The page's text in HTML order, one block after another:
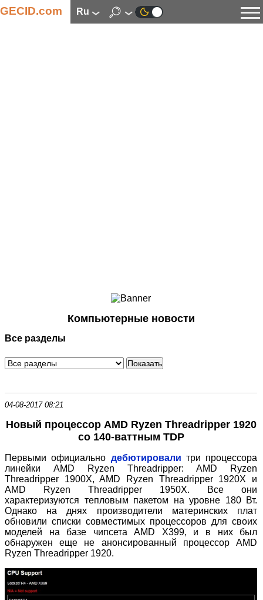
GECID.com ru
Смартфоны
Периферия
Программное обеспечение
Компьютерные новости
Все разделы
04-08-2017 08:21
Новый процессор AMD Ryzen Threadripper 1920
со 140-ваттным TDP
Первыми официально дебютировали три процессора
линейки AMD Ryzen Threadripper: AMD Ryzen
Threadripper 1900X, AMD Ryzen Threadripper 1920X и
AMD Ryzen Threadripper 1950X. Все они
характеризуются тепловым пакетом на уровне 180 Вт.
Однако на днях производители материнских плат
обновили списки совместимых процессоров для своих
моделей на базе чипсета AMD X399, и в них был
обнаружен еще не анонсированный процессор AMD
Ryzen Threadripper 1920.